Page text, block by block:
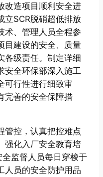
改造项目顺利安全进
立SCR脱硝超低排放
术、管理人员全程参
目建设的安全、质量
各级责任。制定详细
安全环保部深入施工
可行性进行细致审
完善的安全保障措
管控，认真把控难点
强化入厂安全教育培
全监督人员每日穿梭于
人员的安全防护用品